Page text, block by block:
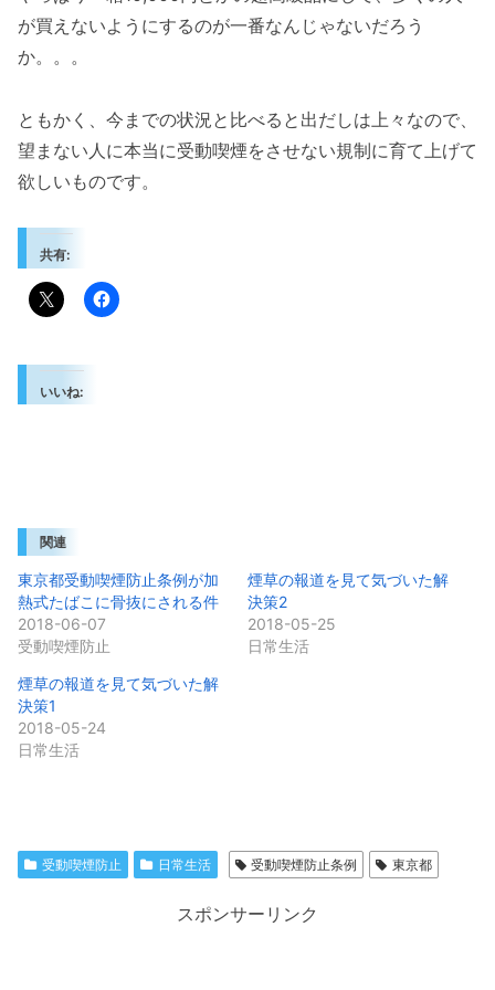
が買えないようにするのが一番なんじゃないだろう
か。。。
ともかく、今までの状況と比べると出だしは上々なので、
望まない人に本当に受動喫煙をさせない規制に育て上げて
欲しいものです。
共有:
いいね:
関連
東京都受動喫煙防止条例が加
熱式たばこに骨抜にされる件
2018-06-07
受動喫煙防止
煙草の報道を見て気づいた解
決策2
2018-05-25
日常生活
煙草の報道を見て気づいた解
決策1
2018-05-24
日常生活
受動喫煙防止 日常生活 受動喫煙防止条例 東京都
スポンサーリンク